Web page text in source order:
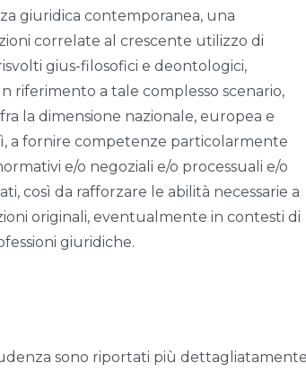
giuridica contemporanea, una
correlate al crescente utilizzo di
gius-filosofici e deontologici,
riferimento a tale complesso scenario,
la dimensione nazionale, europea e
a fornire competenze particolarmente
e/o negoziali e/o processuali e/o
così da rafforzare le abilità necessarie a
originali, eventualmente in contesti di
giuridiche.
sono riportati più dettagliatamente